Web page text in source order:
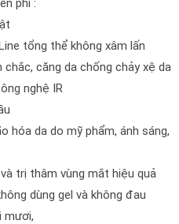
phí :
tổng thể không xâm lấn
căng da chống chảy xệ da
nghệ IR
hóa da do mỹ phẩm, ánh sáng,
trị thâm vùng mắt hiệu quả
dùng gel và không đau
mươi,